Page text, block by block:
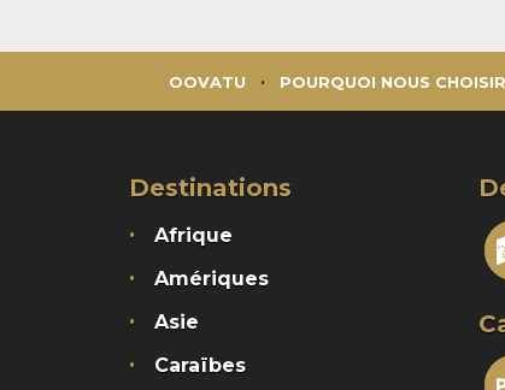
OOVATU POURQUOI NOUS
Destinations
Afrique
Amériques
Asie
Caraïbes